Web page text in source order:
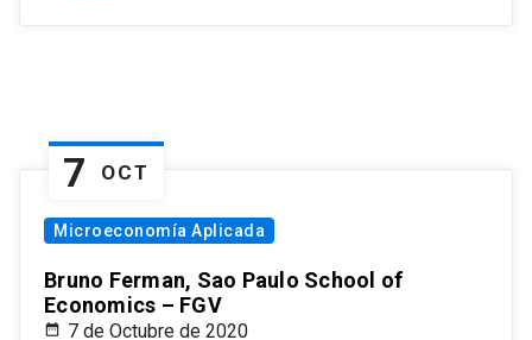
7 OCT
Microeconomía Aplicada
Bruno Ferman, Sao Paulo School of
Economics – FGV
7 de Octubre de 2020